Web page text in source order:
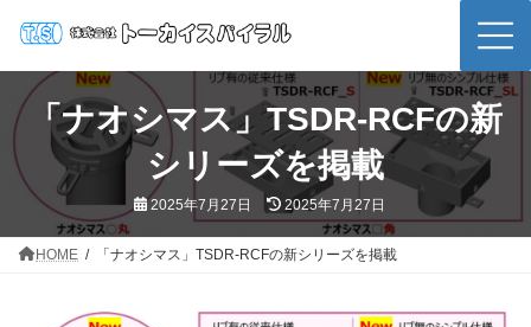
ン
キ
ー
に
「ナオシマス」TSDR-RCFの新
シリーズを掲載
2025年7月27日
最
終
新
日
2025年7月27日
HOME 「ナオシマス」TSDR-RCFの新シリーズを掲載